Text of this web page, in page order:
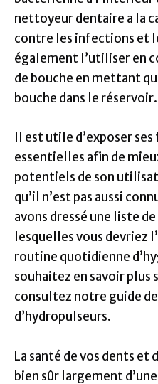
nettoyeur dentaire a la
contre les infections et
également l’utiliser en
de bouche en mettant
bouche dans le réservoir.
Il est utile d’exposer
essentielles afin de
potentiels de son
qu’il n’est pas aussi
avons dressé une liste
lesquelles vous devriez
routine quotidienne
souhaitez en savoir plus
consultez notre guide
d’hydropulseurs.
La santé de vos dents et
bien sûr largement